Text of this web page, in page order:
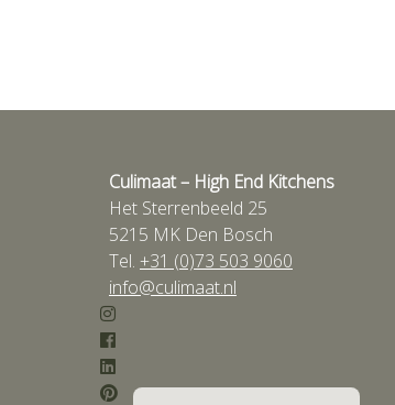
Culimaat – High End Kitchens
Het Sterrenbeeld 25
5215 MK Den Bosch
Tel. +31 (0)73 503 9060
info@culimaat.nl